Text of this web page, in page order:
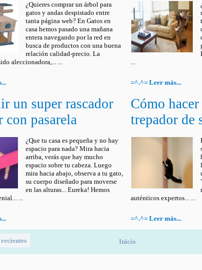
...
=^.^= Leer más...
¿Quieres comprar un árbol para
gatos y andas despistado entre
tanta página web? En Gatos en
casa hemos pasado una mañana
entera navegando por la red en
busca de productos con una buena
relación calidad-precio. La
aleccionadora,... ...
Cómo
trepador de
auténticos expertos... ...
=^.^= Leer más...
un super rascador
con pasarela
¿Que tu casa es pequeña y no hay
espacio para nada? Mira hacia
arriba, verás que hay mucho
espacio sobre tu cabeza. Luego
mira hacia abajo, observa a tu gato,
su cuerpo diseñado para moverse
en las alturas... Eureka! Hemos
...
Inicio